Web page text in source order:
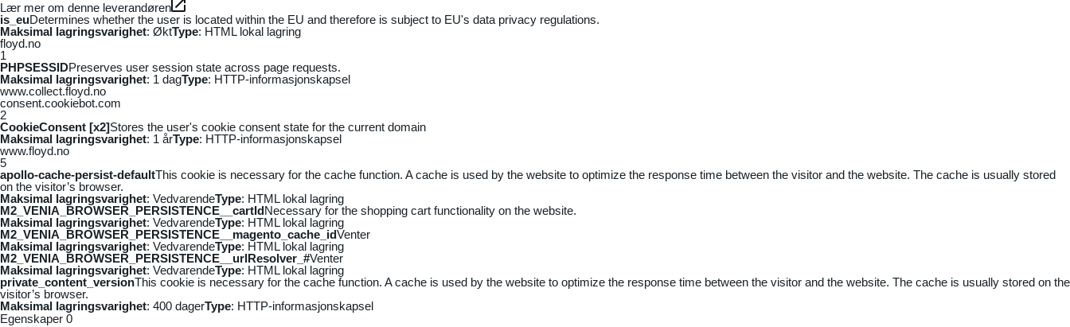
Lær mer om denne leverandøren
is_euDetermines whether the user is located within the EU and therefore is subject to EU's data privacy regulations.
Maksimal lagringsvarighet: ØktType: HTML lokal lagring
floyd.no
1
PHPSESSIDPreserves user session state across page requests.
Maksimal lagringsvarighet: 1 dagType: HTTP-informasjonskapsel
www.collect.floyd.no
consent.cookiebot.com
2
CookieConsent [x2]Stores the user's cookie consent state for the current domain
Maksimal lagringsvarighet: 1 årType: HTTP-informasjonskapsel
www.floyd.no
5
apollo-cache-persist-defaultThis cookie is necessary for the cache function. A cache is used by the website to optimize the response time between the visitor and the website. The cache is usually stored
on the visitor’s browser.
Maksimal lagringsvarighet: VedvarendeType: HTML lokal lagring
M2_VENIA_BROWSER_PERSISTENCE__cartIdNecessary for the shopping cart functionality on the website.
Maksimal lagringsvarighet: VedvarendeType: HTML lokal lagring
M2_VENIA_BROWSER_PERSISTENCE__magento_cache_idVenter
Maksimal lagringsvarighet: VedvarendeType: HTML lokal lagring
M2_VENIA_BROWSER_PERSISTENCE__urlResolver_#Venter
Maksimal lagringsvarighet: VedvarendeType: HTML lokal lagring
private_content_versionThis cookie is necessary for the cache function. A cache is used by the website to optimize the response time between the visitor and the website. The cache is usually stored on the
visitor’s browser.
Maksimal lagringsvarighet: 400 dagerType: HTTP-informasjonskapsel
Egenskaper 0